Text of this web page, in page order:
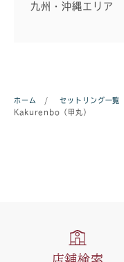
九州・沖縄エリア
ホーム / セットリング一覧
Kakurenbo（甲丸）
店舗検索